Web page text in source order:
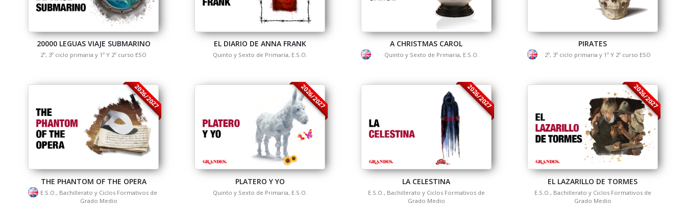
20000 LEGUAS VIAJE SUBMARINO
2º, 3º ciclo primaria y 1º Y 2º curso ESO
EL DIARIO DE ANNA FRANK
Quinto y Sexto de Primaria, E.S.O.
A CHRISTMAS CAROL
Quinto y Sexto de Primaria, E.S.O.
PIRATES
2º, 3º ciclo primaria y 1º Y 2º curso ESO
2026/2027
THE PHANTOM OF THE OPERA
E.S.O., Bachillerato y Ciclos Formativos de
Grado Medio
2026/2027
PLATERO Y YO
Quinto y Sexto de Primaria, E.S.O.
2026/2027
LA CELESTINA
E.S.O., Bachillerato y Ciclos Formativos de
Grado Medio
2026/2027
EL LAZARILLO DE TORMES
E.S.O., Bachillerato y Ciclos Formativos de
Grado Medio